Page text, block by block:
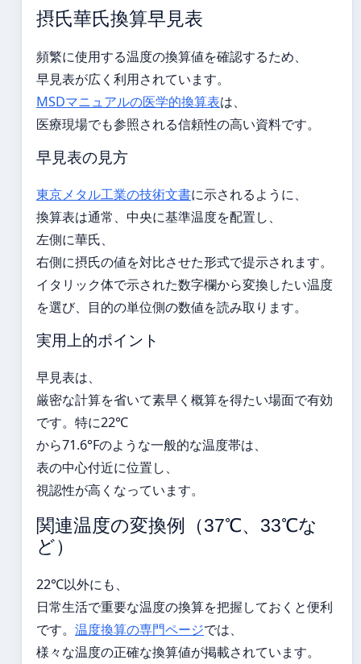
摂氏華氏換算早見表
頻繁に使用する温度の換算値を確認するため、
早見表が広く利用されています。
MSDマニュアルの医学的換算表は、
医療現場でも参照される信頼性の高い資料です。
早見表の見方
東京メタル工業の技術文書に示されるように、
換算表は通常、中央に基準温度を配置し、
左側に華氏、
右側に摂氏の値を対比させた形式で提示されます。
イタリック体で示された数字欄から変換したい温度
を選び、目的の単位側の数値を読み取ります。
実用上的ポイント
早見表は、
厳密な計算を省いて素早く概算を得たい場面で有効
です。特に22℃
から71.6°Fのような一般的な温度帯は、
表の中心付近に位置し、
視認性が高くなっています。
関連温度の変換例（37℃、33℃な
ど）
22℃以外にも、
日常生活で重要な温度の換算を把握しておくと便利
です。 温度換算の専門ページでは、
様々な温度の正確な換算値が掲載されています。